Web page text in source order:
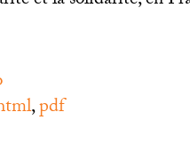
,pdf